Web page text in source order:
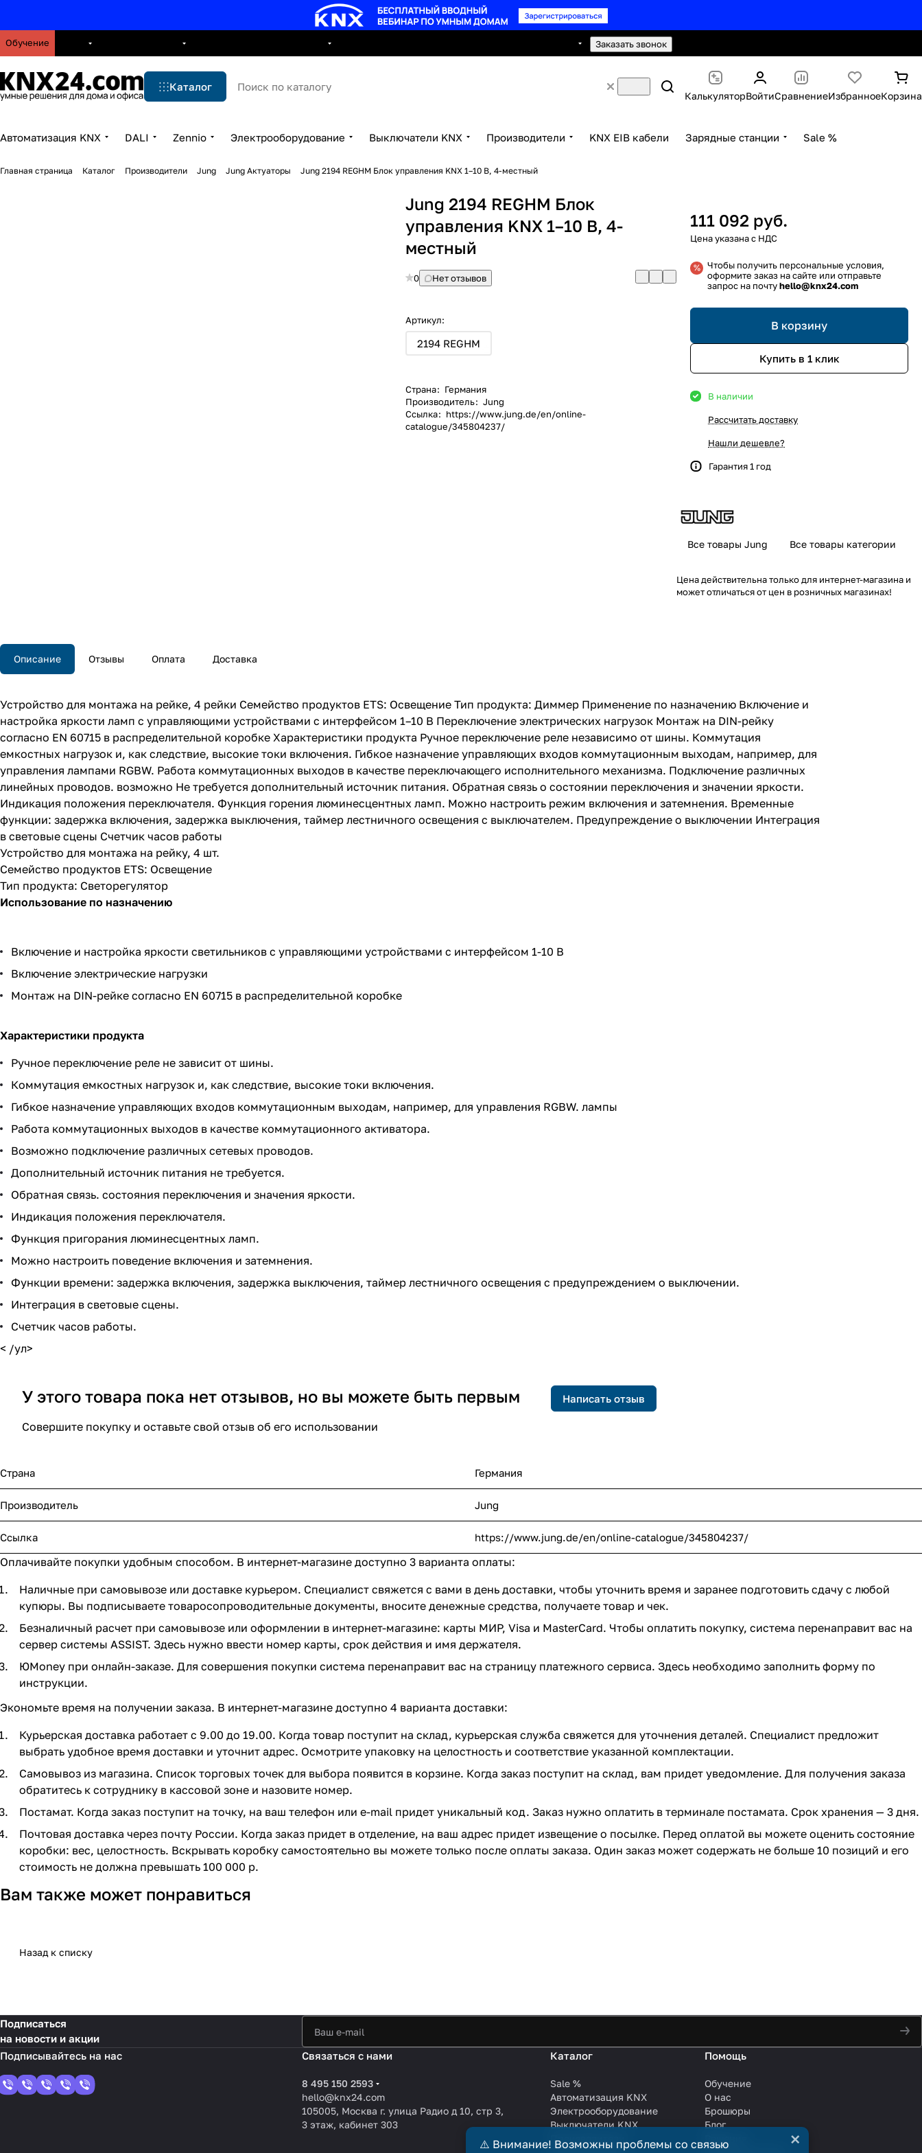
Обучение Заказать звонок
Каталог
КалькуляторВойтиСравнениеИзбранноеКорзина
Автоматизация KNX DALI Zennio Электрооборудование Выключатели KNX Производители KNX EIB кабели Зарядные станции Sale %
Главная страница Каталог Производители Jung Jung Актуаторы Jung 2194 REGHM Блок управления KNX 1–10 В, 4-местный
Jung 2194 REGHM Блок
управления KNX 1–10 В, 4-
местный
0 Нет отзывов
Артикул:
2194 REGHM
Страна: Германия
Производитель: Jung
Ссылка: https://www.jung.de/en/online-
catalogue/345804237/
111 092 руб.
Чтобы получить персональные условия,
оформите заказ на сайте или отправьте
запрос на почтуhello@knx24.com
В корзину
Купить в 1 клик
В наличии
Рассчитать доставку
Нашли дешевле?
Гарантия 1 год
Все товары Jung Все товары категории
Цена действительна только для интернет-магазина и
может отличаться от цен в розничных магазинах!
Описание Отзывы Оплата Доставка
Устройство для монтажа на рейке, 4 рейки Семейство продуктов ETS: Освещение Тип продукта: Диммер Применение по назначению Включение и
настройка яркости ламп с управляющими устройствами с интерфейсом 1–10 В Переключение электрических нагрузок Монтаж на DIN-рейку
согласно EN 60715 в распределительной коробке Характеристики продукта Ручное переключение реле независимо от шины. Коммутация
емкостных нагрузок и, как следствие, высокие токи включения. Гибкое назначение управляющих входов коммутационным выходам, например, для
управления лампами RGBW. Работа коммутационных выходов в качестве переключающего исполнительного механизма. Подключение различных
линейных проводов. возможно Не требуется дополнительный источник питания. Обратная связь о состоянии переключения и значении яркости.
Индикация положения переключателя. Функция горения люминесцентных ламп. Можно настроить режим включения и затемнения. Временные
функции: задержка включения, задержка выключения, таймер лестничного освещения с выключателем. Предупреждение о выключении Интеграция
в световые сцены Счетчик часов работы
Устройство для монтажа на рейку, 4 шт.
Семейство продуктов ETS: Освещение
Тип продукта: Светорегулятор
Использование по назначению
Включение и настройка яркости светильников с управляющими устройствами с интерфейсом 1-10 В
Включение электрические нагрузки
Монтаж на DIN-рейке согласно EN 60715 в распределительной коробке
Характеристики продукта
Ручное переключение реле не зависит от шины.
Коммутация емкостных нагрузок и, как следствие, высокие токи включения.
Гибкое назначение управляющих входов коммутационным выходам, например, для управления RGBW. лампы
Работа коммутационных выходов в качестве коммутационного активатора.
Возможно подключение различных сетевых проводов.
Дополнительный источник питания не требуется.
Обратная связь. состояния переключения и значения яркости.
Индикация положения переключателя.
Функция пригорания люминесцентных ламп.
Можно настроить поведение включения и затемнения.
Функции времени: задержка включения, задержка выключения, таймер лестничного освещения с предупреждением о выключении.
Интеграция в световые сцены.
Счетчик часов работы.
< /ул>
У этого товара пока нет отзывов, но вы можете быть первым
Совершите покупку и оставьте свой отзыв об его использовании
Написать отзыв
Страна Германия
Производитель Jung
Ссылка https://www.jung.de/en/online-catalogue/345804237/
Оплачивайте покупки удобным способом. В интернет-магазине доступно 3 варианта оплаты:
Наличные при самовывозе или доставке курьером. Специалист свяжется с вами в день доставки, чтобы уточнить время и заранее подготовить сдачу с любой
купюры. Вы подписываете товаросопроводительные документы, вносите денежные средства, получаете товар и чек.
Безналичный расчет при самовывозе или оформлении в интернет-магазине: карты МИР, Visa и MasterCard. Чтобы оплатить покупку, система перенаправит вас на
сервер системы ASSIST. Здесь нужно ввести номер карты, срок действия и имя держателя.
ЮMoney при онлайн-заказе. Для совершения покупки система перенаправит вас на страницу платежного сервиса. Здесь необходимо заполнить форму по
инструкции.
Экономьте время на получении заказа. В интернет-магазине доступно 4 варианта доставки:
Курьерская доставка работает с 9.00 до 19.00. Когда товар поступит на склад, курьерская служба свяжется для уточнения деталей. Специалист предложит
выбрать удобное время доставки и уточнит адрес. Осмотрите упаковку на целостность и соответствие указанной комплектации.
Самовывоз из магазина. Список торговых точек для выбора появится в корзине. Когда заказ поступит на склад, вам придет уведомление. Для получения заказа
обратитесь к сотруднику в кассовой зоне и назовите номер.
Постамат. Когда заказ поступит на точку, на ваш телефон или e-mail придет уникальный код. Заказ нужно оплатить в терминале постамата. Срок хранения — 3 дня.
Почтовая доставка через почту России. Когда заказ придет в отделение, на ваш адрес придет извещение о посылке. Перед оплатой вы можете оценить состояние
коробки: вес, целостность. Вскрывать коробку самостоятельно вы можете только после оплаты заказа. Один заказ может содержать не больше 10 позиций и его
стоимость не должна превышать 100 000 р.
Вам также может понравиться
Назад к списку
Подписаться
на новости и акции
Связаться с нами
8 495 150 2593
hello@knx24.com
105005, Москва г. улица Радио д 10, стр 3,
3 этаж, кабинет 303
Каталог
Sale %
Автоматизация KNX
Электрооборудование
Выключатели KNX
Производители
Помощь
Обучение
О нас
Брошюры
Блог
⚠️ Внимание! Возможны проблемы со связью ×